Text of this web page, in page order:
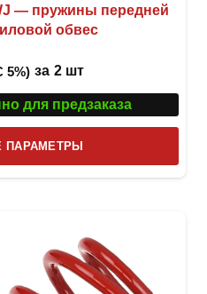
— пружины передней
обвес
5%) за 2 шт
для предзаказа
ПАРАМЕТРЫ
товар